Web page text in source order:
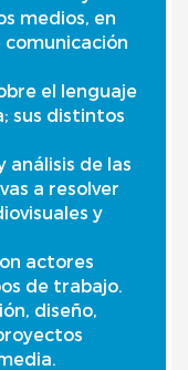
medios, en
el lenguaje
sus distintos
análisis de las
a resolver
y
actores
de trabajo.
diseño,